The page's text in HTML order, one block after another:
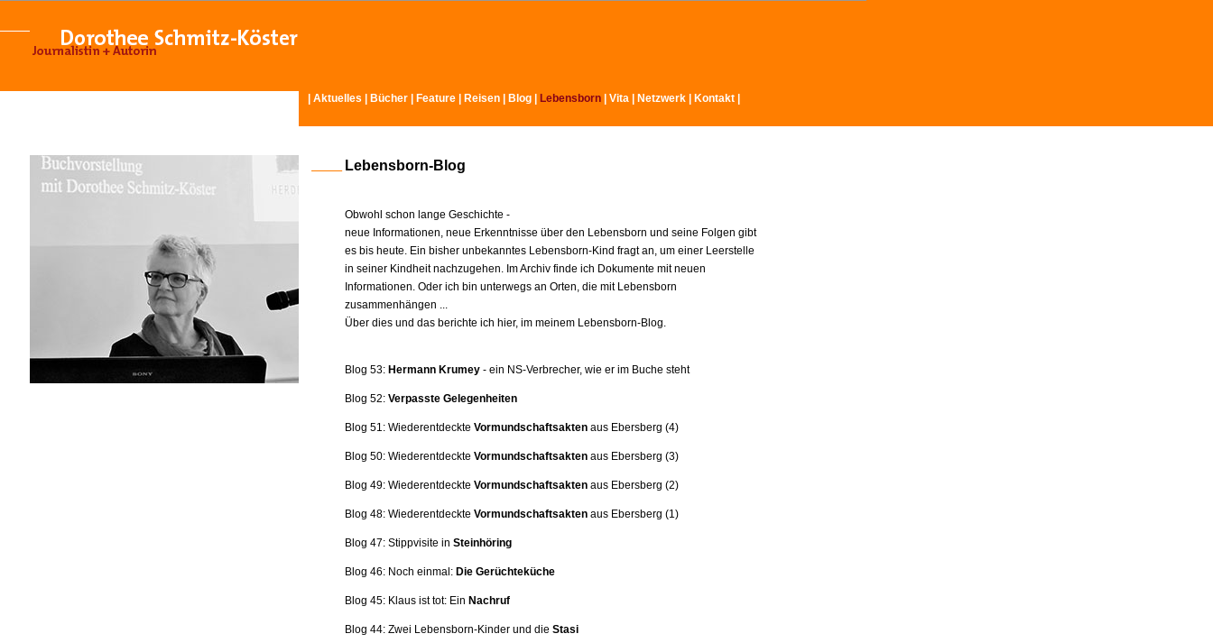
Aktuelles Bücher Feature Reisen Blog Lebensborn Vita Netzwerk Kontakt
Lebensborn-Blog
Obwohl schon lange Geschichte -
neue Informationen, neue Erkenntnisse über den Lebensborn und seine Folgen gibt
es bis heute. Ein bisher unbekanntes Lebensborn-Kind fragt an, um einer Leerstelle
in seiner Kindheit nachzugehen. Im Archiv finde ich Dokumente mit neuen
Informationen. Oder ich bin unterwegs an Orten, die mit Lebensborn
zusammenhängen ...
Über dies und das berichte ich hier, im meinem Lebensborn-Blog.
Blog 53: Hermann Krumey - ein NS-Verbrecher, wie er im Buche steht
Blog 52: Verpasste Gelegenheiten
Blog 51: Wiederentdeckte Vormundschaftsakten aus Ebersberg (4)
Blog 50: Wiederentdeckte Vormundschaftsakten aus Ebersberg (3)
Blog 49: Wiederentdeckte Vormundschaftsakten aus Ebersberg (2)
Blog 48: Wiederentdeckte Vormundschaftsakten aus Ebersberg (1)
Blog 47: Stippvisite in Steinhöring
Blog 46: Noch einmal: Die Gerüchteküche
Blog 45: Klaus ist tot: Ein Nachruf
Blog 44: Zwei Lebensborn-Kinder und die Stasi